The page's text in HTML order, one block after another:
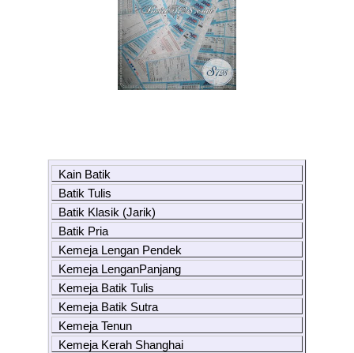
Kain Batik
Batik Tulis
Batik Klasik (Jarik)
Batik Pria
Kemeja Lengan Pendek
Kemeja LenganPanjang
Kemeja Batik Tulis
Kemeja Batik Sutra
Kemeja Tenun
Kemeja Kerah Shanghai